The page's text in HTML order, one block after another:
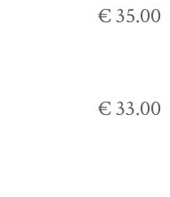
€ 35.00
€ 33.00